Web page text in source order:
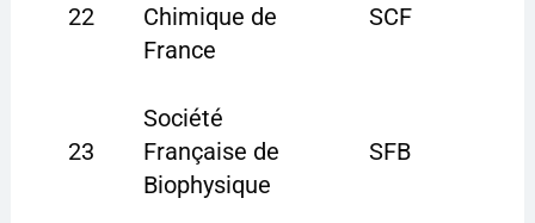
22
Chimique de
France
SCF
23
Société
Française de
Biophysique
SFB